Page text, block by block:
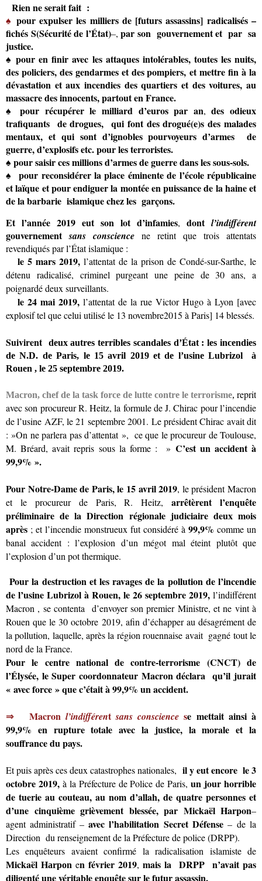
Rien ne serait fait :
♠ pour expulserles milliers de [futurs assassins] radicalisés –
fichés S(Sécurité de l’État)–, par son gouvernement et par sa
justice.
♠pouren finir avec les attaques intolérables, toutes les nuits,
des policiers, des gendarmes et des pompiers, et mettre fin à la
dévastation et aux incendies des quartiers et des voitures, au
massacre desinnocents, partout en France.
♠pour récupérer le milliard d’euros par an,des odieux
trafiquants de drogues, qui font des drogué(e)s des malades
mentaux, et qui sont d’ignobles pourvoyeurs d’armes de
guerre, d’explosifs etc. pour les terroristes.
♠ pour saisir cesmillions d’armes de guerre dans les sous-sols.
♠ pour reconsidérer la place éminente de l’école républicaine
et laïque etpour endiguer la montée en puissance de la haine et
de la barbarie islamique chez les garçons.
Et l’année 2019 eut son lot d’infamies, dont l’indifférent
gouvernementsans conscience ne retint que trois attentats
revendiqués par l’État islamique :
le 5 mars 2019, l’attentat de la prison de Condé-sur-Sarthe, le
détenu radicalisé, criminel purgeant une peine de 30 ans, a
poignardé deux surveillants.
le 24 mai 2019, l’attentat de la rue Victor Hugo à Lyon [avec
explosif tel que celui utilisé le 13 novembre2015 à Paris] 14 blessés.
Suivirent deux autres terribles scandales d’État : les incendies
de N.D. de Paris, le 15 avril 2019 et de l’usine Lubrizol à
Rouen , le 25 septembre 2019.
Macron, chef de la task force de lutte contre le terrorisme, reprit
avec son procureur R. Heitz, la formule de J. Chirac pourl’incendie
de l’usine AZF, le 21 septembre 2001. Le président Chirac avait dit
: »On ne parlera pas d’attentat », ce que le procureur de Toulouse,
M. Bréard, avait repris sous la forme : » C’est un accident à
99,9% ».
Pour Notre-Dame de Paris, le 15 avril 2019, le président Macron
et le procureur de Paris, R. Heitz,arrêtèrent l’enquête
préliminaire de la Direction régionale judiciaire deux mois
après ; et l’incendie monstrueux fut considéré à 99,9% comme un
banal accident : l’explosion d’un mégot mal éteint plutôt que
l’explosion d’un pot thermique.
Pour la destruction et les ravages de la pollution de l’incendie
de l’usine Lubrizol à Rouen, le 26 septembre 2019, l’indifférent
Macron , se contenta d’envoyer son premier Ministre, et ne vint à
Rouen que le 30 octobre 2019, afin d’échapper au désagrément de
la pollution, laquelle, après la région rouennaise avait gagné tout le
nord de la France.
Pour le centre national de contre-terrorisme (CNCT) de
l’Élysée, le Super coordonnateur Macron déclara qu’il jurait
« avec force » que c’était à99,9% un accident.
⇒
Macron l’indifférentsans consciencese mettait ainsi à
99,9% en rupture totale avec la justice, la morale et la
souffrance du pays.
Et puis après ces deux catastrophes nationales, il y eut encore le3
octobre 2019, à la Préfecture de Police de Paris, un jour horrible
de tuerie au couteau, au nom d’allah, de quatre personnes et
d’une cinquième grièvement blessée, par Mickaël Harpon–
agent administratif –avec l’habilitation Secret Défense–de la
Direction du renseignement de la Préfecture de police(DRPP).
Les enquêteurs avaient confirmé la radicalisation islamiste de
Mickaël Harpon en février 2019, mais la DRPP n’avait pas
diligenté une véritable enquête sur le futur assassin.